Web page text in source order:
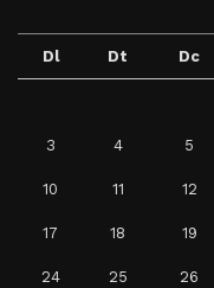
Dl Dt Dc
3 4 5
10 11 12
17 18 19
24 25 26